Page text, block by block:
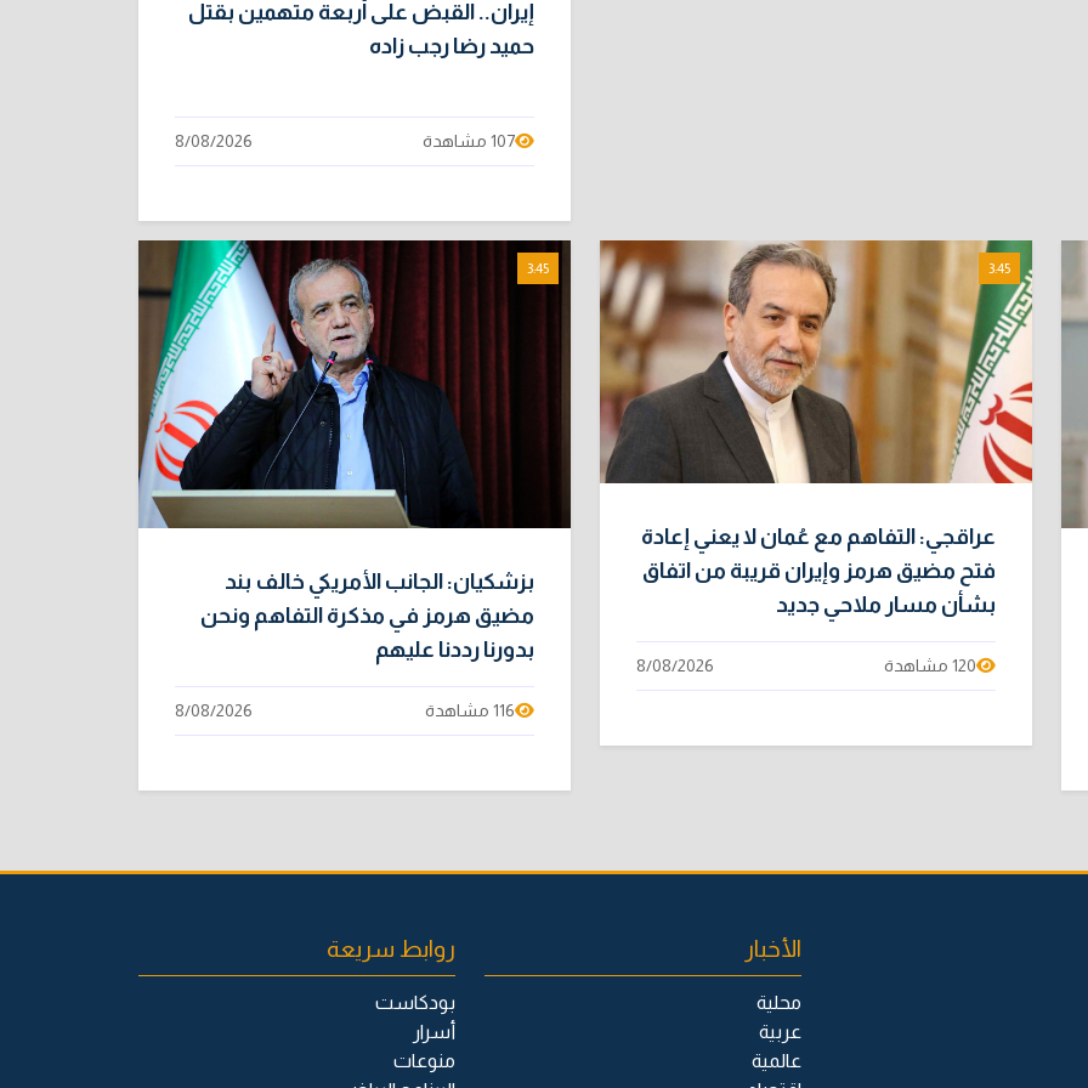
إيران.. القبض على أربعة متهمين بقتل
حميد رضا رجب زاده
107 مشاهدة 8/08/2026
3:45
عراقجي: التفاهم مع عُمان لا يعني إعادة
فتح مضيق هرمز وإيران قريبة من اتفاق
بشأن مسار ملاحي جديد
120 مشاهدة 8/08/2026
3:45
بزشكيان: الجانب الأمريكي خالف بند
مضيق هرمز في مذكرة التفاهم ونحن
بدورنا رددنا عليهم
116 مشاهدة 8/08/2026
الأخبار
محلية
عربية
عالمية
روابط سريعة
بودكاست
أسرار
منوعات